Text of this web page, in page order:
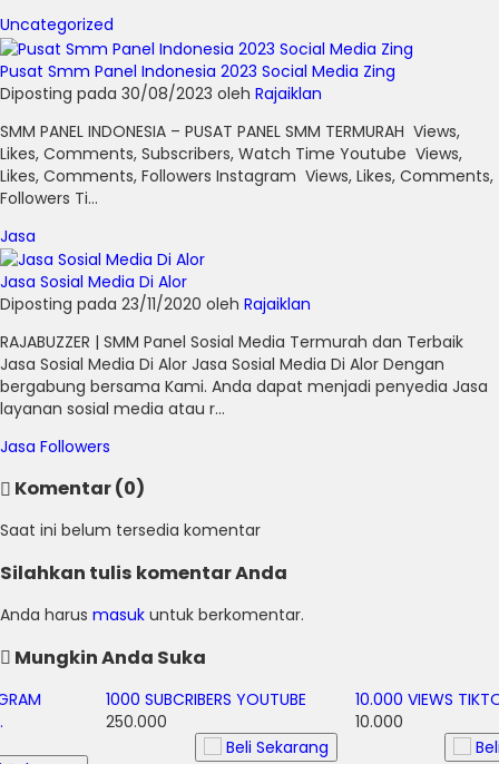
Uncategorized
Pusat Smm Panel Indonesia 2023 Social Media Zing
Diposting pada 30/08/2023 oleh Rajaiklan
SMM PANEL INDONESIA – PUSAT PANEL SMM TERMURAH Views,
Likes, Comments, Subscribers, Watch Time Youtube Views,
Likes, Comments, Followers Instagram Views, Likes, Comments,
Followers Ti...
Jasa
Jasa Sosial Media Di Alor
Diposting pada 23/11/2020 oleh Rajaiklan
RAJABUZZER | SMM Panel Sosial Media Termurah dan Terbaik
Jasa Sosial Media Di Alor Jasa Sosial Media Di Alor Dengan
bergabung bersama Kami. Anda dapat menjadi penyedia Jasa
layanan sosial media atau r...
Jasa Followers
Komentar (0)
Saat ini belum tersedia komentar
Silahkan tulis komentar Anda
Anda harus masuk untuk berkomentar.
Mungkin Anda Suka
1000 SUBCRIBERS YOUTUBE
Beli Sekarang
10.000 VIEWS TIKTOK
Beli Sekarang